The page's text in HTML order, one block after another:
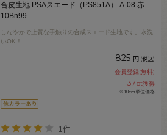
合皮生地 PSAスエード（PS851A） A-08.赤
10Bn99_
しなやかで上質な手触りの合成スエード生地です。水洗
いOK！
825 円 (税込)
会員登録(無料)
37pt獲得
※10cm単位価格
1件